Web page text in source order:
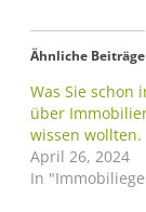
Ähnliche Beiträge
Was Sie schon
über
wissen wollten.
April 26, 2024
In